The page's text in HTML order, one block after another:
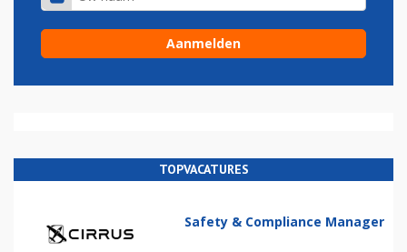
TOPVACATURES
Safety & Compliance Manager